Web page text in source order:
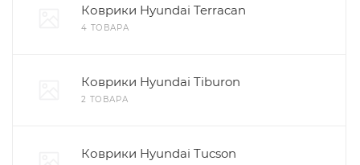
Коврики Hyundai Terracan
4 ТОВАРА
Коврики Hyundai Tiburon
2 ТОВАРА
Коврики Hyundai Tucson